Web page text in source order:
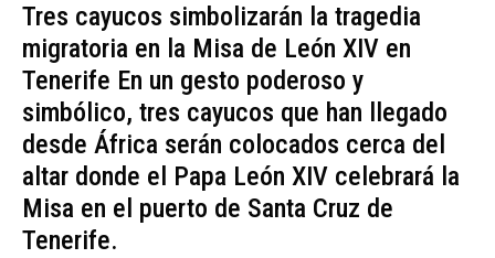
Tres cayucos simbolizarán la tragedia
migratoria en la Misa de León XIV en
Tenerife En un gesto poderoso y
simbólico, tres cayucos que han llegado
desde África serán colocados cerca del
altar donde el Papa León XIV celebrará la
Misa en el puerto de Santa Cruz de
Tenerife.